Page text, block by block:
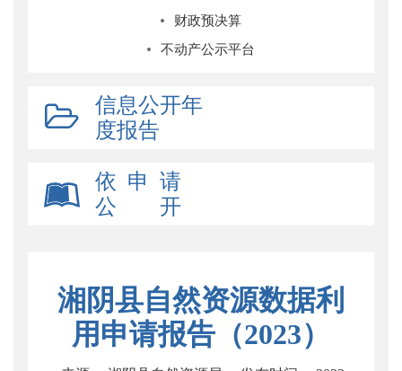
财政预决算
不动产公示平台
信息公开年
度报告
依 申 请
公 开
湘阴县自然资源数据利
用申请报告（2023）